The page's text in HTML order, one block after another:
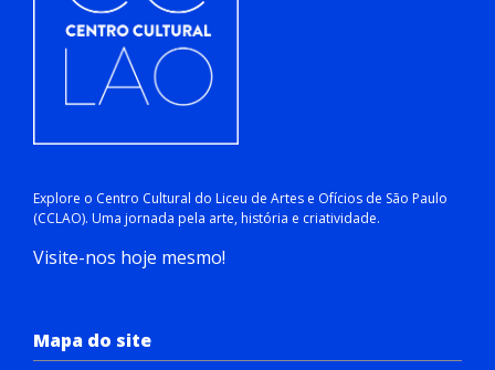
Explore o Centro Cultural do Liceu de Artes e Ofícios de São Paulo
(CCLAO). Uma jornada pela arte, história e criatividade.
Visite-nos hoje mesmo!
Mapa do site